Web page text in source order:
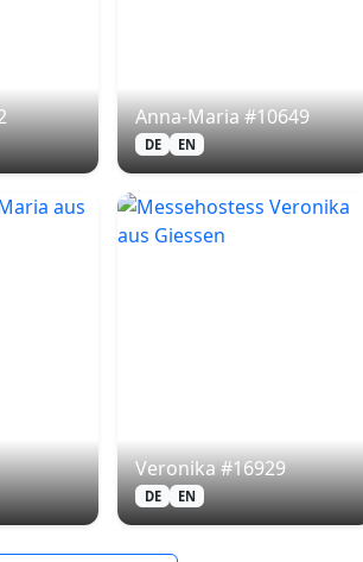
Anna-Maria #10649
DE EN
Veronika #16929
DE EN